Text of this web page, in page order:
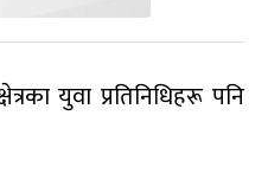
युवा प्रतिनिधिहरू पनि